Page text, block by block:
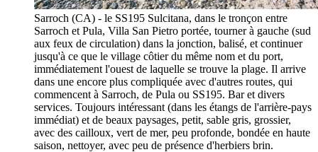
Sarroch (CA) - le SS195 Sulcitana, dans le tronçon entre
Sarroch et Pula, Villa San Pietro portée, tourner à gauche (sud
aux feux de circulation) dans la jonction, balisé, et continuer
jusqu'à ce que le village côtier du même nom et du port,
immédiatement l'ouest de laquelle se trouve la plage. Il arrive
dans une encore plus compliquée avec d'autres routes, qui
commencent à Sarroch, de Pula ou SS195. Bar et divers
services. Toujours intéressant (dans les étangs de l'arrière-pays
immédiat) et de beaux paysages, petit, sable gris, grossier,
avec des cailloux, vert de mer, peu profonde, bondée en haute
saison, nettoyer, avec peu de présence d'herbiers brin.